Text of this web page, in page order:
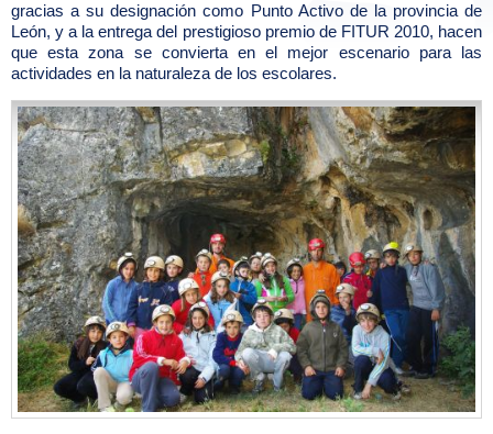
gracias a su designación como Punto Activo de la provincia de
León, y a la entrega del prestigioso premio de FITUR 2010, hacen
que esta zona se convierta en el mejor escenario para las
actividades en la naturaleza de los escolares.